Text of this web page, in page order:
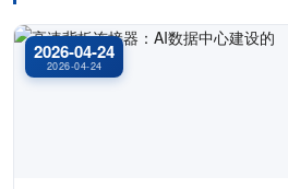
2026-04-24
2026-04-24